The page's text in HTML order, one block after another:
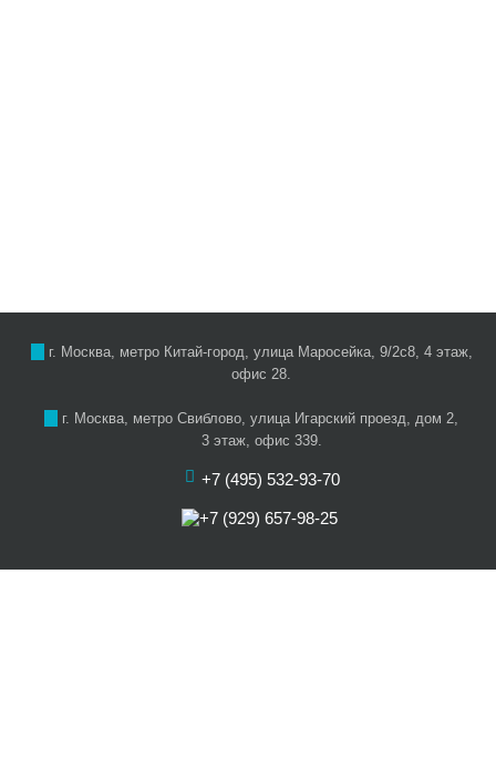
г. Москва, метро Китай-город, улица Маросейка, 9/2с8, 4 этаж,
офис 28.
г. Москва, метро Свиблово, улица Игарский проезд, дом 2,
3 этаж, офис 339.
+7 (495) 532-93-70
+7 (929) 657-98-25